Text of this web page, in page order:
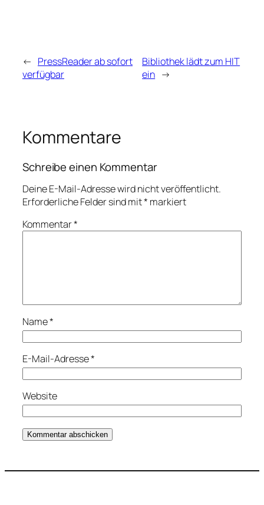
← PressReader ab sofort
verfügbar
Bibliothek lädt zum HIT
ein →
Kommentare
Schreibe einen Kommentar
Deine E-Mail-Adresse wird nicht veröffentlicht.
Erforderliche Felder sind mit* markiert
Kommentar*
Name*
E-Mail-Adresse*
Website